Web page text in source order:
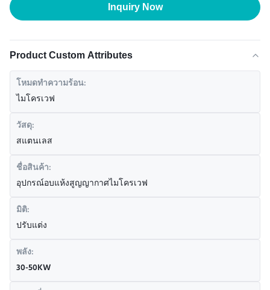
Inquiry Now
Product Custom Attributes
โหมดทำความร้อน:
ไมโครเวฟ
วัสดุ:
สแตนเลส
ชื่อสินค้า:
อุปกรณ์อบแห้งสูญญากาศไมโครเวฟ
มิติ:
ปรับแต่ง
พลัง:
30-50KW